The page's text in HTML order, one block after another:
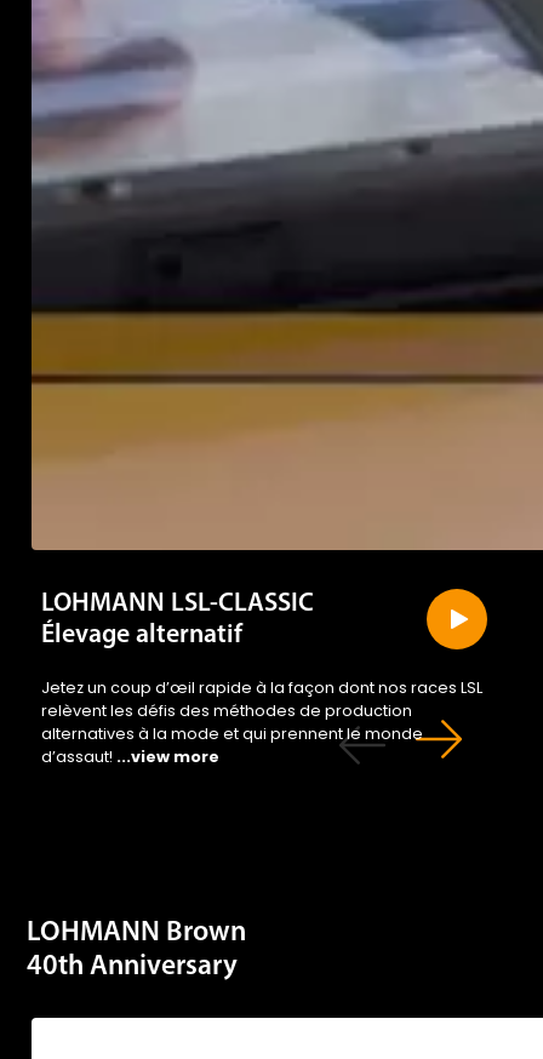
LOHMANN LSL-CLASSIC
Élevage alternatif
relèvent les défis des méthodes de production
alternatives à la mode et qui prennent le monde
d’assaut!...view more
LOHMANN Brown
40th Anniversary